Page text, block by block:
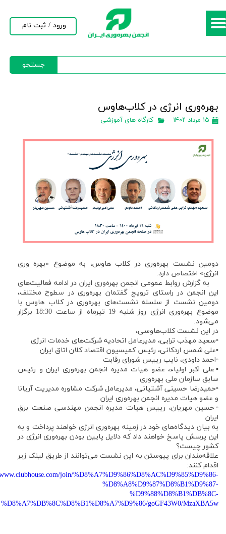
جستجو
ورود / ثبت نام
حساب کاربری من
بهره‌وری انرژی در کلاب‌هاوس
۱۵ مرداد ۱۴۰۲ کارگاه های آموزشی
دومین نشست بهره‌وری در کلاب هاوس، به موضوع «بهره وری
انرژی» اختصاص دارد.
به گزارش روابط عمومی انجمن بهره‌وری ایران در ادامه فعالیت‌های
این انجمن در راستای ترویج گفتمان بهره‌وری در سطوح مختلف،
دومین نشست از سلسله نشست‌های بهره‌وری در کلاب هاوس با
موضوع بهره‌وری انرژی روز شنبه 19 تیرماه از ساعت 18:30 برگزار
می‌شود.
در این نشست کلاب‌هاوسی،
▫️سعید مهذب ترابی، مدیرعامل اتحادیه شرکت‌های خدمات انرژی
▫️علی شمس اردکانی، رئیس کمیسیون اقتصاد کلان اتاق ایران
▫️احمد داودی، نایب رییس شورای رقابت
▫️علی اکبر اولیاء، عضو هيات مديره انجمن بهره‌وری ایران و رئیس
سابق سازمان ملی بهره‌وری
▫️حمیدرضا حسینی آشتیانی، مدیرعامل شرکت مشاوره مدیریت آریانا
و عضو هیات مدیره انجمن بهره‌وری ایران
▫️حسین مهریان، رییس هیات مدیره انجمن مهندسی صنعت برق
ایران
به بیان دیدگاه‌های خود در زمینه بهره‌وری انرژی خواهند پرداخت و به
این پرسش پاسخ خواهند داد که دلایل پایین بودن بهره‌وری انرژی در
کشور چیست؟
علاقه‌مندان برای پیوستن به این نشست می‌توانند از طریق لینک زیر
اقدام کنند:
join/%D8%A7%D9%86%D8%AC%D9%85%D9%86-
%D8%A8%D9%87%D8%B1%D9%87-
%D9%88%D8%B1%DB%8C-
%D8%A7%DB%8C%D8%B1%D8%A7%D9%86/goGF43W0/MzaXBA5w